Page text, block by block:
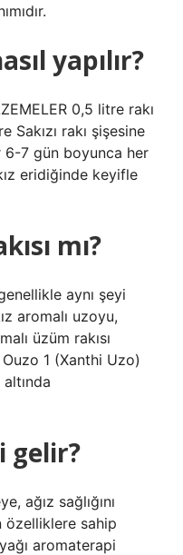
yapılır?
0,5 litre rakı
Sakızı rakı şişesine
6-7 gün boyunca her
eridiğinde keyifle
mı?
aynı şeyi
aromalı uzoyu,
üzüm rakısı
Ouzo 1 (Xanthi Uzo)
gelir?
ağız sağlığını
özelliklere sahip
aromaterapi